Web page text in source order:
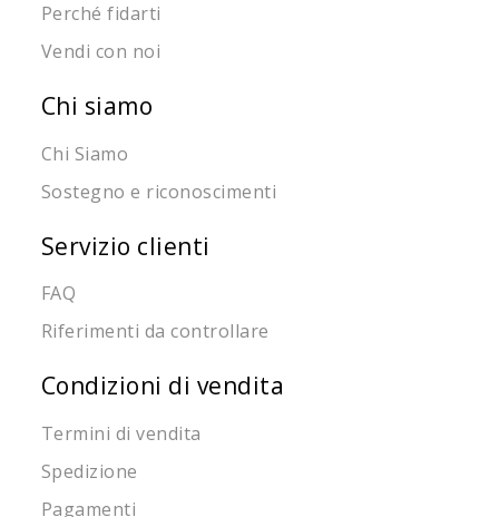
Perché fidarti
Vendi con noi
Chi siamo
Chi Siamo
Sostegno e riconoscimenti
Servizio clienti
FAQ
Riferimenti da controllare
Condizioni di vendita
Termini di vendita
Spedizione
Pagamenti